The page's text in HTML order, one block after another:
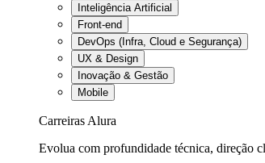
Inteligência Artificial
Front-end
DevOps (Infra, Cloud e Segurança)
UX & Design
Inovação & Gestão
Mobile
Carreiras Alura
Evolua com profundidade técnica, direção